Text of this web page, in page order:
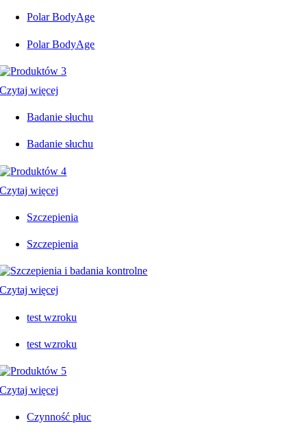
Polar BodyAge
Polar BodyAge
Czytaj więcej
Badanie słuchu
Badanie słuchu
Czytaj więcej
Szczepienia
Szczepienia
Czytaj więcej
test wzroku
test wzroku
Czytaj więcej
Czynność płuc